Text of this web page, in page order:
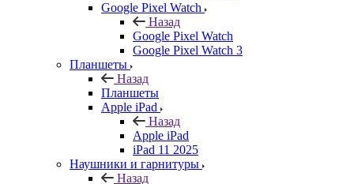
Google Pixel Watch
Назад
Google Pixel Watch
Google Pixel Watch 3
Планшеты
Назад
Планшеты
Apple iPad
Назад
Apple iPad
iPad 11 2025
Наушники и гарнитуры
Назад